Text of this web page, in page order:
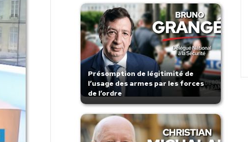
Présomption de légitimité de
l’usage des armes par les forces
de l’ordre